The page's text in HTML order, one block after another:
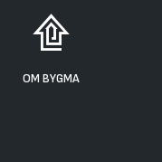
OM BYGMA